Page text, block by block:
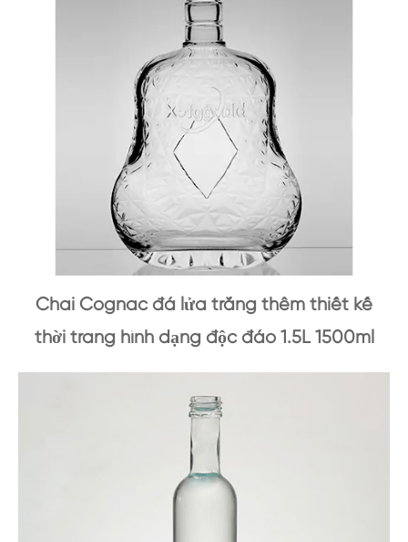
Chai Cognac đá lửa trắng thêm thiết kế
thời trang hình dạng độc đáo 1.5L 1500ml